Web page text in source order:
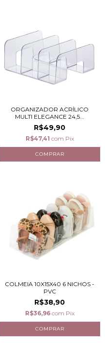
ORGANIZADOR ACRÍLICO
MULTI ELEGANCE 24,5...
R$49,90
R$47,41 com Pix
COLMEIA 10X15X40 6 NICHOS -
PVC
R$38,90
R$36,96 com Pix